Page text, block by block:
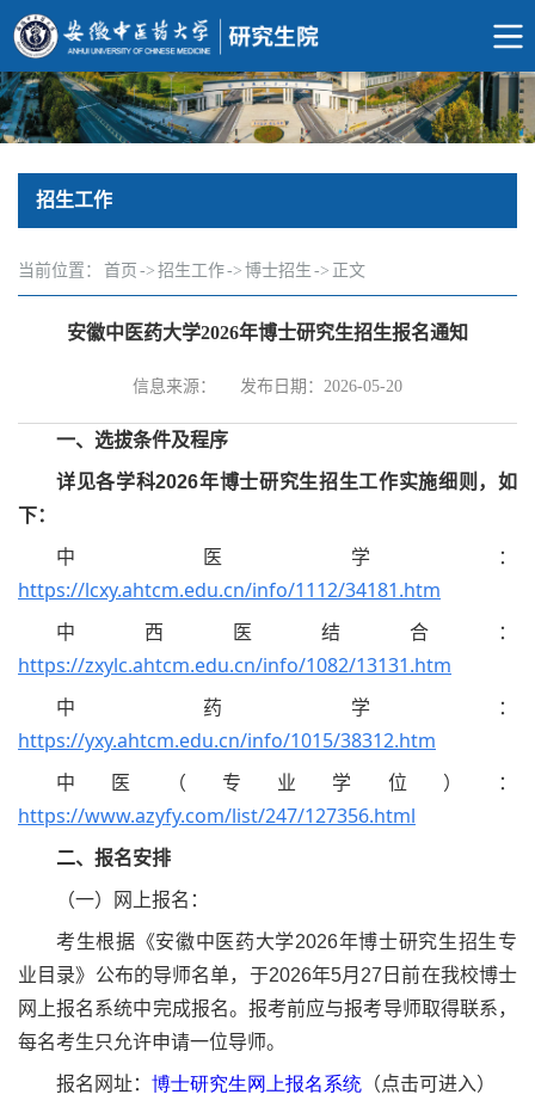
招生工作
当前位置： 首页 -> 招生工作-> 博士招生 -> 正文
安徽中医药大学2026年博士研究生招生报名通知
信息来源： 发布日期：2026-05-20
一、选拔条件及程序
详见各学科2026年博士研究生招生工作实施细则，如
下：
中医学：
https://lcxy.ahtcm.edu.cn/info/1112/34181.htm
中西医结合：
https://zxylc.ahtcm.edu.cn/info/1082/13131.htm
中药学：
https://yxy.ahtcm.edu.cn/info/1015/38312.htm
中医（专业学位）：
https://www.azyfy.com/list/247/127356.html
二、报名安排
（一）网上报名：
考生根据《安徽中医药大学2026年博士研究生招生专
业目录》公布的导师名单，于2026年5月 27 日前在我校博士
网上报名系统中完成报名。报考前应与报考导师取得联系，
每名考生只允许申请一位导师。
报名网址： 博士研究生网上报名系统 （点击可进入）